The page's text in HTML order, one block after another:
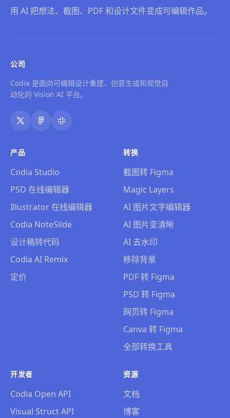
用 AI 把想法、截图、PDF 和设计文件变成可编辑作品。
公司
Codia 是面向可编辑设计重建、创意生成和视觉自
动化的 Vision AI 平台。
产品
Codia Studio
PSD 在线编辑器
Illustrator 在线编辑器
Codia NoteSlide
设计稿转代码
Codia AI Remix
定价
转换
截图转 Figma
Magic Layers
AI 图片文字编辑器
AI 图片变清晰
AI 去水印
移除背景
PDF 转 Figma
PSD 转 Figma
网页转 Figma
Canva 转 Figma
全部转换工具
开发者
Codia Open API
Visual Struct API
资源
文档
博客